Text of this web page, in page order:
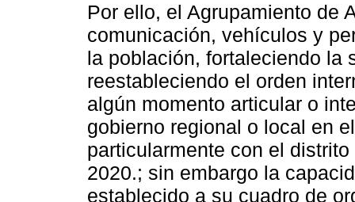
Por ello, el Agrupamiento de
comunicación, vehículos y
la población, fortaleciendo la
reestableciendo el orden
algún momento articular o
gobierno regional o local en
particularmente con el
2020.; sin embargo la
establecido a su cuadro de